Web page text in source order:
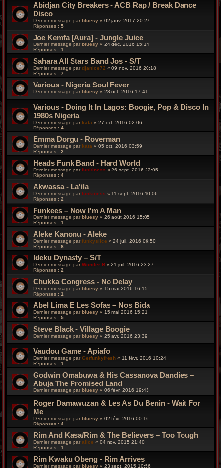
Abidjan City Breakers - ACB Rap / Break Dance
Disco
Dernier message par bluesy « 02 janv. 2017 20:27
Réponses : 5
Joe Kemfa [Aura] - Jungle Juice
Dernier message par bluesy « 24 déc. 2016 15:14
Réponses : 1
Sahara All Stars Band Jos - S/T
Dernier message pardjanice72 « 09 nov. 2016 20:18
Réponses : 7
Various - Nigeria Soul Fever
Dernier message par bluesy « 28 oct. 2016 17:41
Various - Doing It In Lagos: Boogie, Pop & Disco In
1980s Nigeria
Dernier message par kata « 27 oct. 2016 02:06
Réponses : 4
Emma Dorgu - Roverman
Dernier message par kata « 05 oct. 2016 03:59
Réponses : 2
Heads Funk Band - Hard World
Dernier message parfunkiness « 26 sept. 2016 23:05
Réponses : 4
Akwassa - La'ila
Dernier message par funkiness « 11 sept. 2016 10:06
Réponses : 2
Funkees – Now I'm A Man
Dernier message parbluesy « 26 août 2016 15:05
Réponses : 1
Aleke Kanonu - Aleke
Dernier message par funkyslice « 24 juil. 2016 06:50
Réponses : 8
Ideku Dynasty – S/T
Dernier message parWonder B « 21 juil. 2016 23:27
Réponses : 2
Chukka Congress ‎- No Delay
Dernier message par bluesy « 15 mai 2016 16:15
Réponses : 1
Abel Lima E Les Sofas ‎– Nos Bida
Dernier message parbluesy « 15 mai 2016 15:21
Réponses : 5
Steve Black - Village Boogie
Dernier message par bluesy « 25 avr. 2016 23:39
Vaudou Game - Apiafo
Dernier message parGetfunkyfresh « 11 févr. 2016 10:24
Réponses : 1
Godwin Omabuwa & His Cassanova Dandies –
Abuja The Promised Land
Dernier message par bluesy « 06 févr. 2016 19:43
Roger Damawuzan & Les As Du Benin - Wait For
Me
Dernier message par bluesy « 02 févr. 2016 00:16
Réponses : 4
Rim And Kasa/Rim & The Believers – Too Tough
Dernier message par alice « 04 nov. 2015 21:40
Réponses : 1
Rim Kwaku Obeng - Rim Arrives
Dernier message parbluesy « 23 sept. 2015 10:56